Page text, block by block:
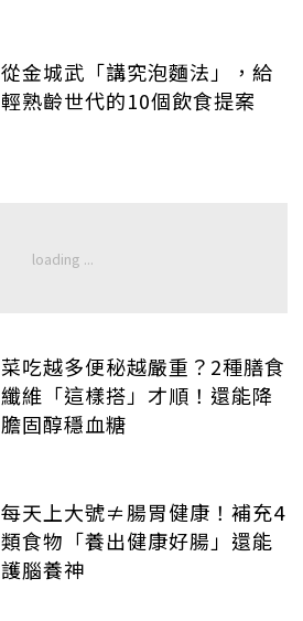
從金城武「講究泡麵法」，給
輕熟齡世代的10個飲食提案
菜吃越多便秘越嚴重？2種膳食
纖維「這樣搭」才順！還能降
膽固醇穩血糖
每天上大號≠腸胃健康！補充4
類食物「養出健康好腸」還能
護腦養神